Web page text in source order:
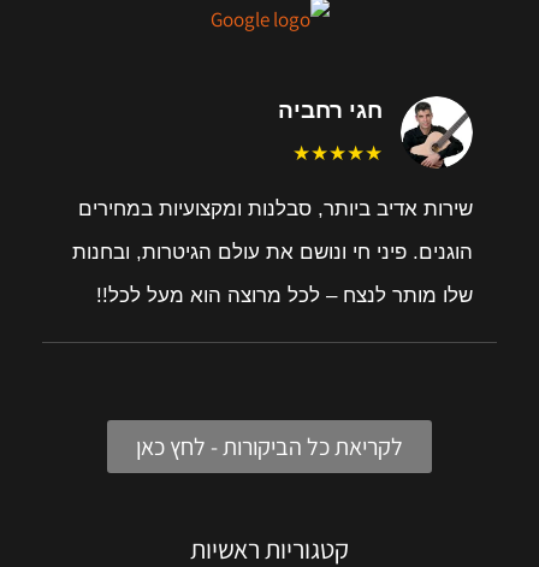
חגי רחביה
★★★★★
שירות אדיב ביותר, סבלנות ומקצועיות במחירים
הוגנים. פיני חי ונושם את עולם הגיטרות, ובחנות
שלו מותר לנצח – לכל מרוצה הוא מעל לכל!!
לקריאת כל הביקורות - לחץ כאן
קטגוריות ראשיות